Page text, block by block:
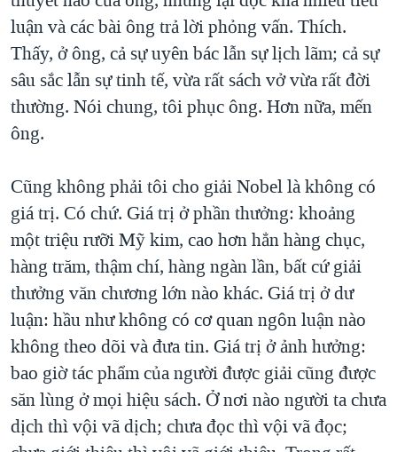
luận và các bài ông trả lời phỏng vấn. Thích.
Thấy, ở ông, cả sự uyên bác lẫn sự lịch lãm; cả sự
sâu sắc lẫn sự tinh tế, vừa rất sách vở vừa rất đời
thường. Nói chung, tôi phục ông. Hơn nữa, mến
ông.
Cũng không phải tôi cho giải Nobel là không có
giá trị. Có chứ. Giá trị ở phần thưởng: khoảng
một triệu rưỡi Mỹ kim, cao hơn hẳn hàng chục,
hàng trăm, thậm chí, hàng ngàn lần, bất cứ giải
thưởng văn chương lớn nào khác. Giá trị ở dư
luận: hầu như không có cơ quan ngôn luận nào
không theo dõi và đưa tin. Giá trị ở ảnh hưởng:
bao giờ tác phẩm của người được giải cũng được
săn lùng ở mọi hiệu sách. Ở nơi nào người ta chưa
dịch thì vội vã dịch; chưa đọc thì vội vã đọc;